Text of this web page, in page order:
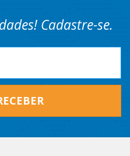
Cadastre-se.